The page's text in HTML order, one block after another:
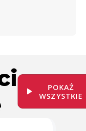
POKAŻ
WSZYSTKIE